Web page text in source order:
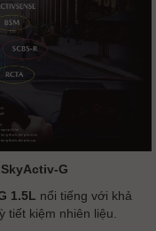
G
1.5L nổi tiếng với khả
tiết kiệm nhiên liệu.